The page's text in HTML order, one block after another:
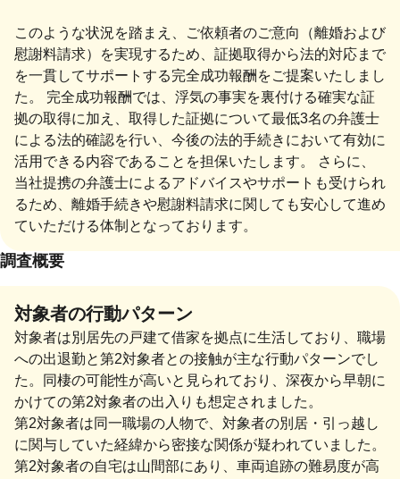
このような状況を踏まえ、ご依頼者のご意向（離婚および
慰謝料請求）を実現するため、証拠取得から法的対応まで
を一貫してサポートする完全成功報酬をご提案いたしまし
た。 完全成功報酬では、浮気の事実を裏付ける確実な証
拠の取得に加え、取得した証拠について最低3名の弁護士
による法的確認を行い、今後の法的手続きにおいて有効に
活用できる内容であることを担保いたします。 さらに、
当社提携の弁護士によるアドバイスやサポートも受けられ
るため、離婚手続きや慰謝料請求に関しても安心して進め
ていただける体制となっております。
調査概要
対象者の行動パターン
対象者は別居先の戸建て借家を拠点に生活しており、職場
への出退勤と第2対象者との接触が主な行動パターンでし
た。同棲の可能性が高いと見られており、深夜から早朝に
かけての第2対象者の出入りも想定されました。
第2対象者は同一職場の人物で、対象者の別居・引っ越し
に関与していた経緯から密接な関係が疑われていました。
第2対象者の自宅は山間部にあり、車両追跡の難易度が高